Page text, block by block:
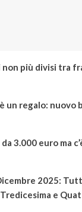
più divisi tra
un regalo: nuovo
3.000 euro ma
2025:
e